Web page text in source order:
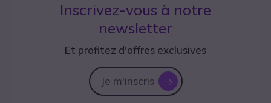
Inscrivez-vous à notre
newsletter
Et profitez d'offres exclusives
Je m'inscris icon